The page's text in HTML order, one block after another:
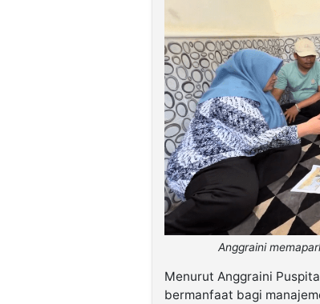
Anggraini
Menurut Anggraini
bermanfaat bagi